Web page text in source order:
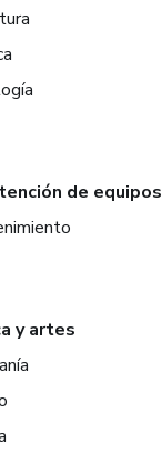
de equipos
y artes